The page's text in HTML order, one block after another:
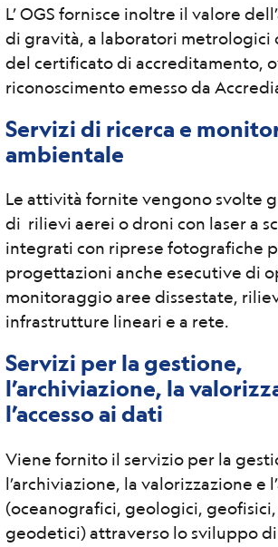
L’ OGS fornisce inoltre il valore
di gravità, a laboratori metrologici
del certificato di accreditamento,
riconoscimento emesso da
Servizi di ricerca e
ambientale
Le attività fornite vengono svolte
di rilievi aerei o droni con laser a
integrati con riprese fotografiche
progettazioni anche esecutive di
monitoraggio aree dissestate,
infrastrutture lineari e a rete.
Servizi per la gestione,
l’archiviazione, la
l’accesso ai dati
Viene fornito il servizio per la
l’archiviazione, la valorizzazione e
(oceanografici, geologici,
geodetici) attraverso lo sviluppo